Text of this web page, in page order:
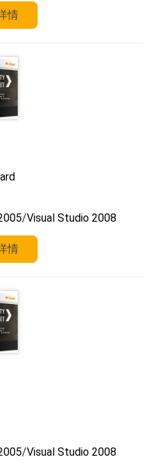
情
/Visual Studio 2008
情
/Visual Studio 2008